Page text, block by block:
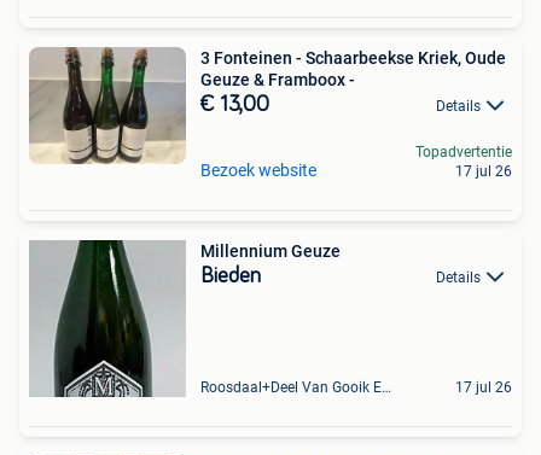
3 Fonteinen - Schaarbeekse Kriek, Oude
Geuze & Framboox -
€ 13,00 Details
Bezoek website
Topadvertentie
17 jul 26
Millennium Geuze
Bieden Details
Roosdaal+Deel Van Gooik En Sint-Kwintens-Lennik 17 jul 26